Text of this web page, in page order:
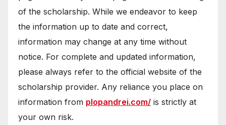
of the scholarship. While we endeavor to keep
the information up to date and correct,
information may change at any time without
notice. For complete and updated information,
please always refer to the official website of the
scholarship provider. Any reliance you place on
information from plopandrei.com/ is strictly at
your own risk.